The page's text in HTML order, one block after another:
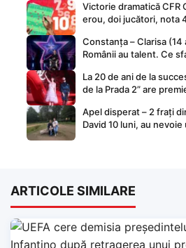
Victorie dramatică CFR
erou, doi jucători, nota
Constanța – Clarisa (14
Românii au talent. Ce
La 20 de ani de la
de la Prada 2” are
Apel disperat – 2 frați
David 10 luni, au
ARTICOLE SIMILARE